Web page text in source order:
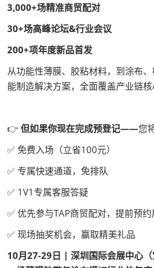
3,000+场精准商贸配对
30+场高峰论坛&行业会议
200+项年度新品首发
从功能性薄膜、胶粘材料，到涂布
能制造解决方案，全面覆盖产业链核
👉 但如果你现在完成预登记——您
✅ 免费入场（立省100元）
✅ 专属快速通道，免排队
✅ 1V1专属客服答疑
✅ 优先参与TAP商贸配对，提前预约
✅ 现场抽奖机会，赢取精美礼品
10月27-29日 | 深圳国际会展中心（